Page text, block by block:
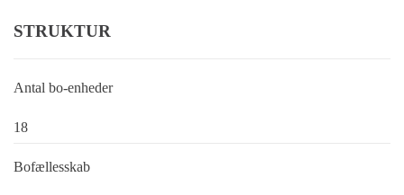
STRUKTUR
Antal bo-enheder
18
Bofællesskab